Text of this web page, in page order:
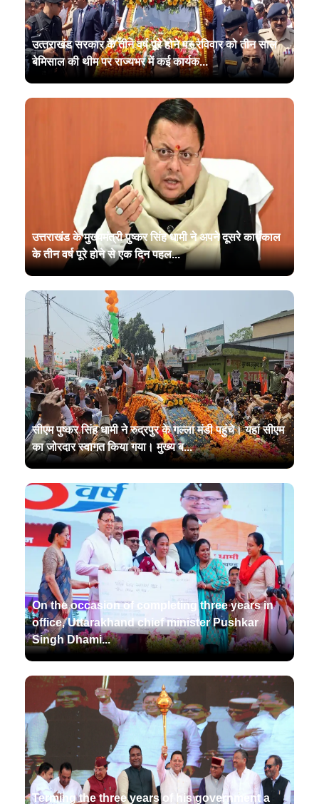
उत्‍तराखंड सरकार के तीन वर्ष पूरे होने पर रविवार को तीन साल
बेमिसाल की थीम पर राज्‍यभर में कई कार्यक...
उत्तराखंड के मुख्यमंत्री पुष्कर सिंह धामी ने अपने दूसरे कार्यकाल
के तीन वर्ष पूरे होने से एक दिन पहल...
सीएम पुष्कर सिंह धामी ने रुद्रपुर के गल्ला मंडी पहुंचे। यहां सीएम
का जोरदार स्वागत किया गया। मुख्य ब...
On the occasion of completing three years in
office, Uttarakhand chief minister Pushkar
Singh Dhami...
Terming the three years of his government a